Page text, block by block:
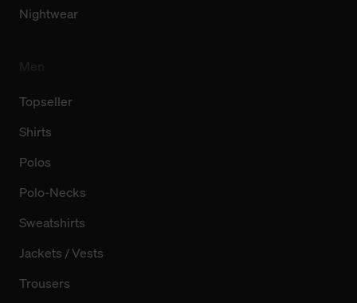
Nightwear
Topseller
Shirts
Polos
Polo-Necks
Sweatshirts
Jackets / Vests
Trousers